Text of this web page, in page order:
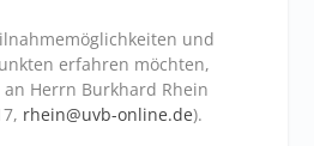
und
erfahren möchten,
Herrn Burkhard Rhein
rhein@uvb-online.de).